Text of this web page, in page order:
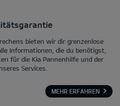
bieten wir dir grenzenlose
Informationen, die du benötigst,
für die Kia Pannenhilfe und der
Services.
MEHR ERFAHREN